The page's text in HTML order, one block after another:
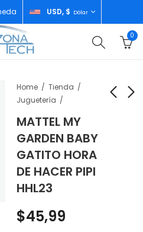
USD, $ Dólar
0
Home
Tienda
Juguetería
MATTEL MY
GARDEN BABY
GATITO HORA
DE HACER PIPI
HHL23
APRENDE MI PRIMERA
MASCOTA DIGITAL
HHC51
$ 17,99
BABY BEBE GATITO
HHP27
$ 83,79
$45,99